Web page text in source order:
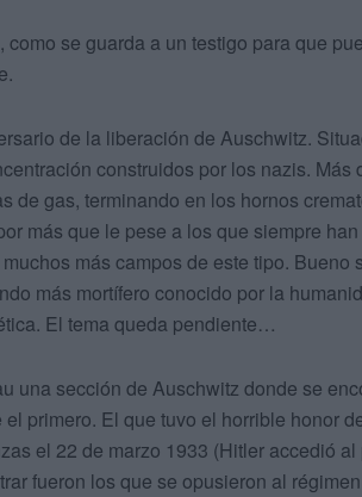
se guarda a un testigo para que
de la liberación de Auschwitz.
construidos por los nazis. Más
de gas, terminando en los hornos
más que le pese a los que siempre
más campos de este tipo. Bueno
más mortífero conocido por la
El tema queda pendiente…
una sección de Auschwitz donde se
primero. El que tuvo el horrible honor
el 22 de marzo 1933 (Hitler accedió al
fueron los que se opusieron al